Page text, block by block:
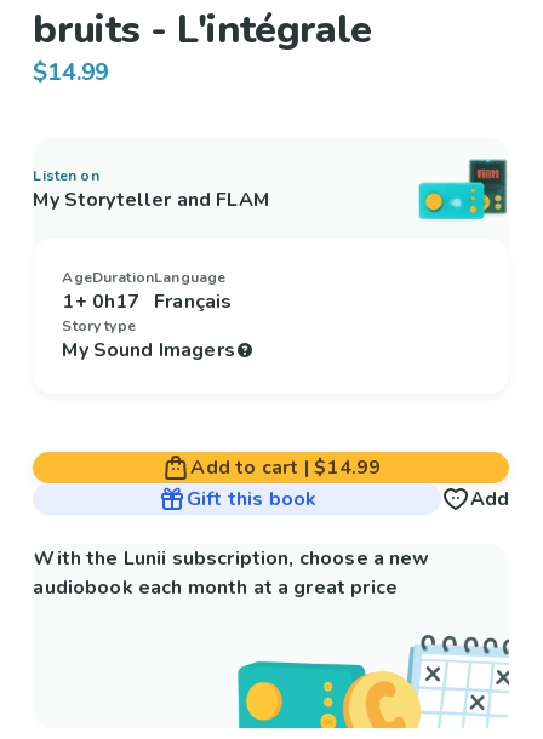
bruits - L'intégrale
$14.99
Listen on
My Storyteller and FLAM
Age
1+
Duration
0h17
Language
Français
Story type
My Sound Imagers
Add to cart |$14.99
Gift this book
Add
With the Lunii subscription, choose a new
audiobook each month at a great price